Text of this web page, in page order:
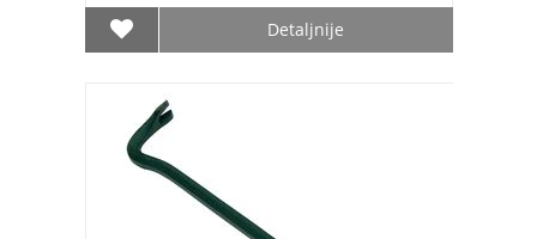
Detaljnije